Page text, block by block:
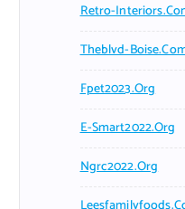
Retro-
Theblvd-
Fpet2023.org
E-Smart2022.org
Ngrc2022.org